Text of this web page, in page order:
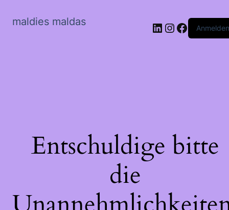
maldies maldas LinkedIn
Instagram
Anmelden
Entschuldige bitte
die